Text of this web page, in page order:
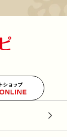
ショップ